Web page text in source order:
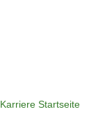
Karriere Startseite